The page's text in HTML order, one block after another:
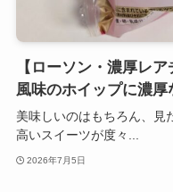
【ローソン・濃厚レ
風味のホイップに濃
美味しいのはもちろん、見
高いスイーツが度々...
2026年7月5日